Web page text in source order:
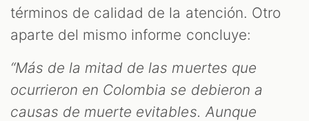
términos de calidad de la atención. Otro
aparte del mismo informe concluye:
“Más de la mitad de las muertes que
ocurrieron en Colombia se debieron a
causas de muerte evitables. Aunque